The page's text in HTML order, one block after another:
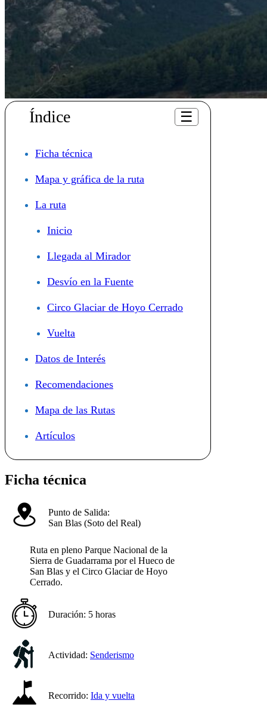
Índice ☰
Ficha técnica
Mapa y gráfica de la ruta
La ruta
Inicio
Llegada al Mirador
Desvío en la Fuente
Circo Glaciar de Hoyo Cerrado
Vuelta
Datos de Interés
Recomendaciones
Mapa de las Rutas
Artículos
Ficha técnica
Punto de Salida:
San Blas (Soto del Real)
Ruta en pleno Parque Nacional de la
Sierra de Guadarrama por el Hueco de
San Blas y el Circo Glaciar de Hoyo
Cerrado.
Duración: 5 horas
Actividad: Senderismo
Recorrido: Ida y vuelta